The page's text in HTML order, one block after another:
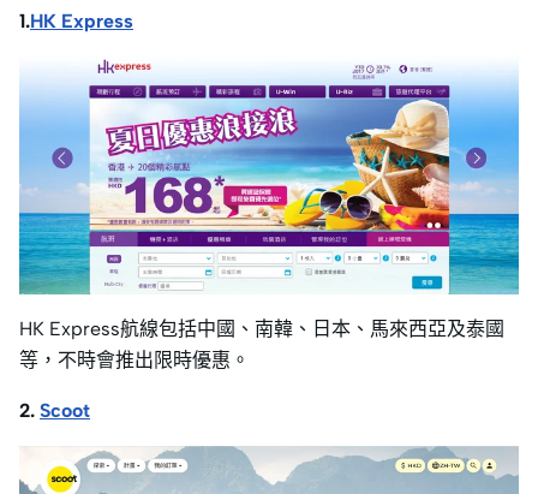
1.HK Express
HK Express航線包括中國、南韓、日本、馬來西亞及泰國
等，不時會推出限時優惠。
2. Scoot